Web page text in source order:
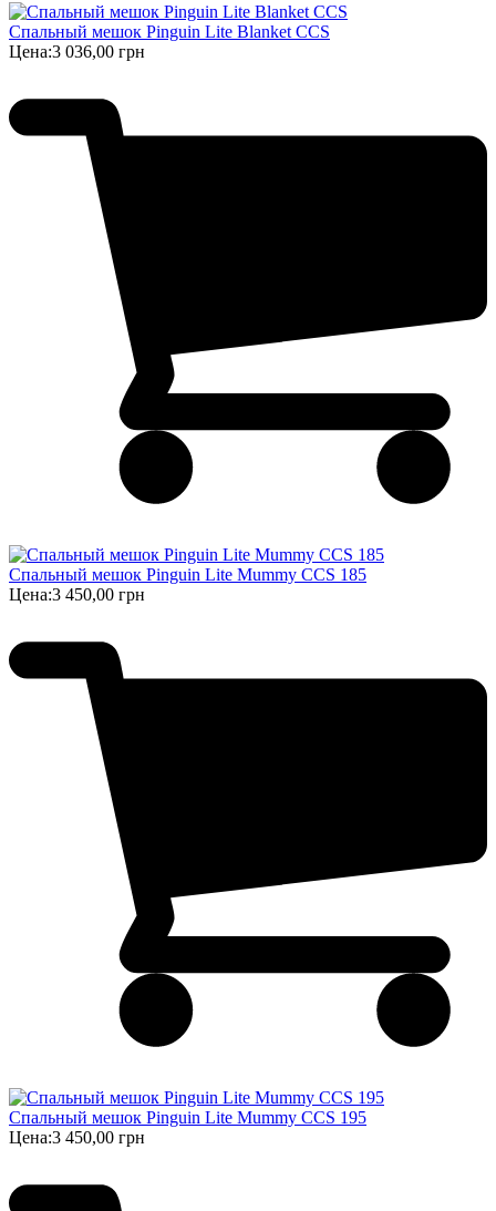
Спальный мешок Pinguin Lite Blanket CCS
Цена:3 036,00 грн
Спальный мешок Pinguin Lite Mummy CCS 185
Цена:3 450,00 грн
Спальный мешок Pinguin Lite Mummy CCS 195
Цена:3 450,00 грн